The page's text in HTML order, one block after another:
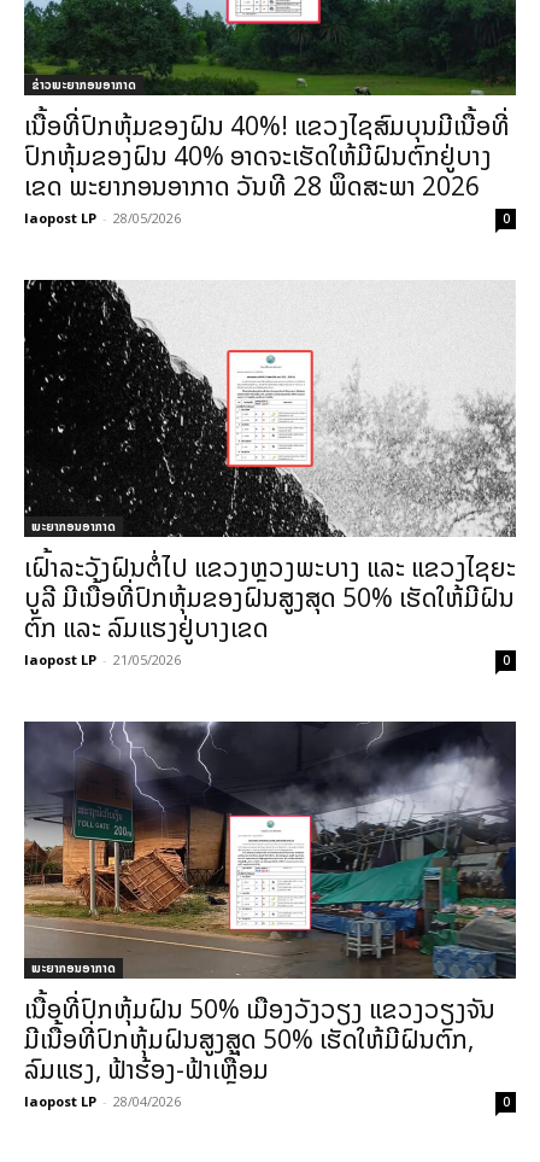
ຂ່າວພະຍາກອນອາກາດ
ເນື້ອທີ່ປົກຫຸ້ມຂອງຝົນ 40%! ແຂວງໄຊສົມບຸນມີເນື້ອທີ່
ປົກຫຸ້ມຂອງຝົນ 40% ອາດຈະເຮັດໃຫ້ມີຝົນຕົກຢູ່ບາງ
ເຂດ ພະຍາກອນອາກາດ ວັນທີ 28 ພຶດສະພາ 2026
laopost LP - 28/05/2026 0
ພະຍາກອນອາກາດ
ເຝົ້າລະວັງຝົນຕໍ່ໄປ ແຂວງຫຼວງພະບາງ ແລະ ແຂວງໄຊຍະ
ບູລີ ມີເນື້ອທີ່ປົກຫຸ້ມຂອງຝົນສູງສຸດ 50% ເຮັດໃຫ້ມີຝົນ
ຕົກ ແລະ ລົມແຮງຢູ່ບາງເຂດ
laopost LP - 21/05/2026 0
ພະຍາກອນອາກາດ
ເນື້ອທີ່ປົກຫຸ້ມຝົນ 50% ເມືອງວັງວຽງ ແຂວງວຽງຈັນ
ມີເນື້ອທີ່ປົກຫຸ້ມຝົນສູງສຸດ 50% ເຮັດໃຫ້ມີຝົນຕົກ,
ລົມແຮງ, ຟ້າຮ້ອງ-ຟ້າເຫຼື້ອມ
laopost LP - 28/04/2026 0